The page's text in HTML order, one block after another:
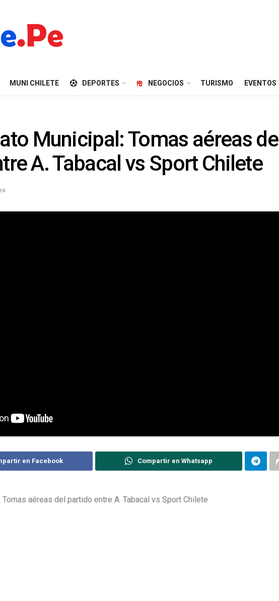
MUNI CHILETE DEPORTES NEGOCIOS TURISMO EVENTOS
Municipal: Tomas aéreas del
A. Tabacal vs Sport Chilete
en Facebook Compartir en Whatsapp
aéreas del partido entre A. Tabacal vs Sport Chilete